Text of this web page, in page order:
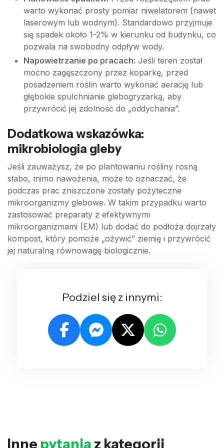
warto wykonać prosty pomiar niwelatorem (nawet
laserowym lub wodnym). Standardowo przyjmuje
się spadek około 1-2% w kierunku od budynku, co
pozwala na swobodny odpływ wody.
Napowietrzanie po pracach: Jeśli teren został
mocno zagęszczony przez koparkę, przed
posadzeniem roślin warto wykonać aerację lub
głębokie spulchnianie glebogryzarką, aby
przywrócić jej zdolność do „oddychania”.
Dodatkowa wskazówka:
mikrobiologia gleby
Jeśli zauważysz, że po plantowaniu rośliny rosną
słabo, mimo nawożenia, może to oznaczać, że
podczas prac zniszczone zostały pożyteczne
mikroorganizmy glebowe. W takim przypadku warto
zastosować preparaty z efektywnymi
mikroorganizmami (EM) lub dodać do podłoża dojrzały
kompost, który pomoże „ożywić” ziemię i przywrócić
jej naturalną równowagę biologicznie.
Podziel się z innymi:
Inne pytania z kategorii